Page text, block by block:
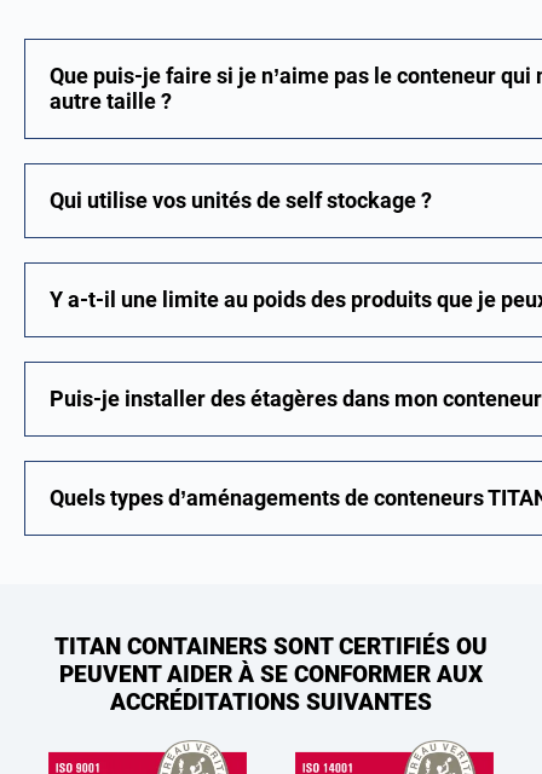
Que puis-je faire si je n’aime pas le conteneur qui
autre taille ?
Qui utilise vos unités de self stockage ?
Y a-t-il une limite au poids des produits que je
Puis-je installer des étagères dans mon
Quels types d’aménagements de conteneurs
TITAN CONTAINERS SONT CERTIFIÉS OU
PEUVENT AIDER À SE CONFORMER AUX
ACCRÉDITATIONS SUIVANTES